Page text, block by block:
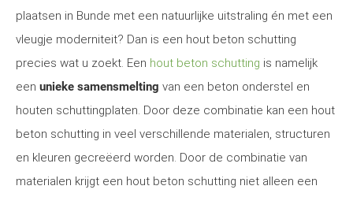
plaatsen in Bunde met een natuurlijke uitstraling én met een
vleugje moderniteit? Dan is een hout beton schutting
precies wat u zoekt. Een hout beton schutting is namelijk
een unieke samensmelting van een beton onderstel en
houten schuttingplaten. Door deze combinatie kan een hout
beton schutting in veel verschillende materialen, structuren
en kleuren gecreëerd worden. Door de combinatie van
materialen krijgt een hout beton schutting niet alleen een